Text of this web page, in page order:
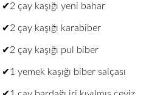
✔2 çay kaşığı yeni bahar
✔2 çay kaşığı karabiber
✔2 çay kaşığı pul biber
✔1 yemek kaşığı biber salçası